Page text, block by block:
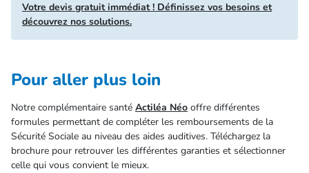
Votre devis gratuit immédiat ! Définissez vos besoins et
découvrez nos solutions.
Pour aller plus loin
Notre complémentaire santé Actiléa Néo offre différentes
formules permettant de compléter les remboursements de la
Sécurité Sociale au niveau des aides auditives. Téléchargez la
brochure pour retrouver les différentes garanties et sélectionner
celle qui vous convient le mieux.